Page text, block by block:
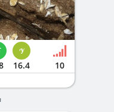
16.4 10